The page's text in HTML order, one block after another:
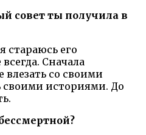
совет ты получила в
стараюсь его
Сначала
влезать со своими
историями. До